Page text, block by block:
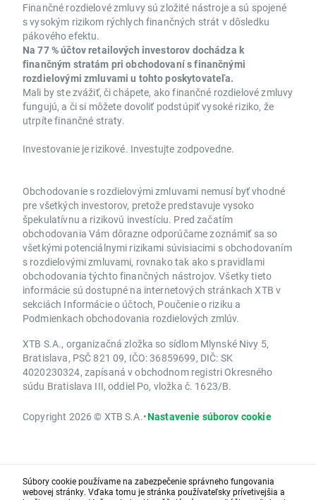
Finančné rozdielové zmluvy sú zložité nástroje a sú spojené
s vysokým rizikom rýchlych finančných strát v dôsledku
pákového efektu.
Na 77 % účtov retailových investorov dochádza k
finančným stratám pri obchodovaní s finančnými
rozdielovými zmluvami u tohto poskytovateľa.
Mali by ste zvážiť, či chápete, ako finančné rozdielové zmluvy
fungujú, a či si môžete dovoliť podstúpiť vysoké riziko, že
utrpíte finančné straty.
Investovanie je rizikové. Investujte zodpovedne.
Obchodovanie s rozdielovými zmluvami nemusí byť vhodné
pre všetkých investorov, pretože predstavuje vysoko
špekulatívnu a rizikovú investíciu. Pred začatím
obchodovania Vám dôrazne odporúčame zoznámiť sa so
všetkými potenciálnymi rizikami súvisiacimi s obchodovaním
s rozdielovými zmluvami, rovnako tak ako s pravidlami
obchodovania týchto finančných nástrojov. Všetky tieto
informácie sú dostupné na internetových stránkach XTB v
sekciách Informácie o účtoch, Poučenie o riziku a
Podmienkach obchodovania rozdielových zmlúv.
XTB S.A., organizačná zložka so sídlom Mlynské Nivy 5,
Bratislava, PSČ 821 09, IČO: 36859699, DIČ: SK
4020230324, zapísaná v obchodnom registri Okresného
súdu Bratislava III, oddiel Po, vložka č. 1623/B.
Copyright 2026 © XTB S.A.•Nastavenie súborov cookie
Súbory cookie používame na zabezpečenie správneho fungovania
webovej stránky. Vďaka tomu je stránka používateľsky prívetivejšia a